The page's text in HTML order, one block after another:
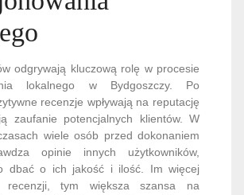
odgrywają kluczową rolę w procesie
lokalnego w Bydgoszczy. Po
recenzje wpływają na reputację
zaufanie potencjalnych klientów. W
wiele osób przed dokonaniem
opinie innych użytkowników,
dbać o ich jakość i ilość. Im więcej
recenzji, tym większa szansa na